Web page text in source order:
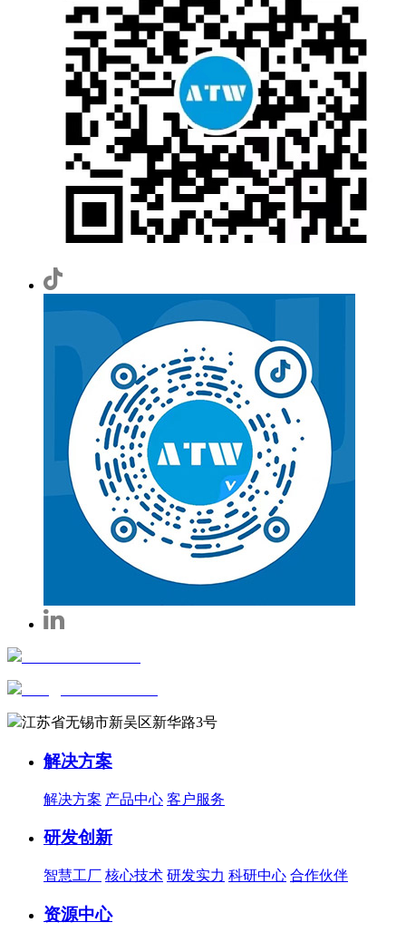
江苏省无锡市新吴区新华路3号
解决方案
解决方案 产品中心 客户服务
研发创新
智慧工厂 核心技术 研发实力 科研中心 合作伙伴
资源中心